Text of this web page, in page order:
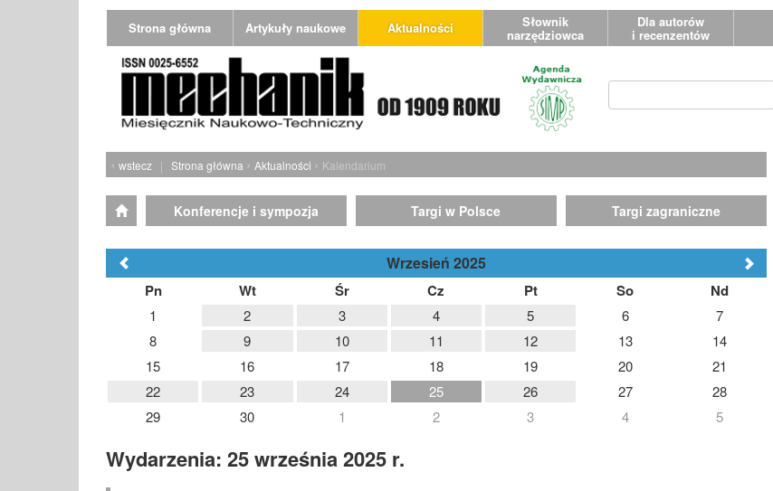
Strona główna Artykuły naukowe Aktualności Słownik
narzędziowca
Dla autorów
i recenzentów
‹ wstecz | Strona główna › Aktualności › Kalendarium
Konferencje i sympozja Targi w Polsce Targi zagraniczne
Wrzesień 2025
Pn Wt Śr Cz Pt So Nd
1 2 3 4 5 6
7
8
9 10 11 12 13
14
15
16 17 18 19 20
21
22
23 24 25 26 27
28
29
30 1 2 3 4 5
Wydarzenia: 25 września 2025 r.